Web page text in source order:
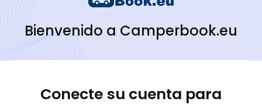
Bienvenido a Camperbook.eu
Conecte su cuenta para